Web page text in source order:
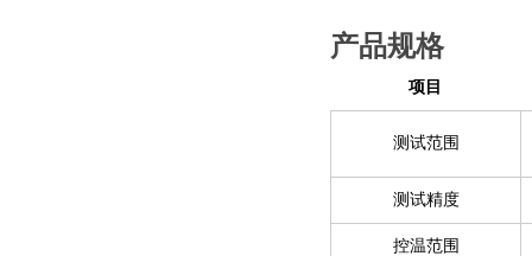
产品规格
项目
测试范围
测试精度
控温范围